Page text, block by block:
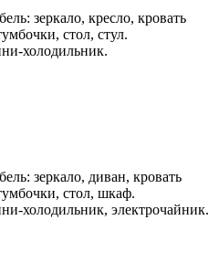
зеркало, кресло, кровать
стол, стул.
холодильник.
зеркало, диван, кровать
стол, шкаф.
холодильник, электрочайник.